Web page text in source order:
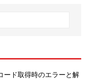
ド取得時のエラーと解